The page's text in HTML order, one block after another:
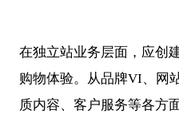
在独立站业务层面，应创
购物体验。从品牌VI、网
质内容、客户服务等各方